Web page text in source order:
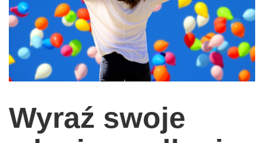
miłość i rodzina
w rodzinie
wychowanie dzieci
edukacja
Odżywianie
Inspiracje
Wyraź swoje